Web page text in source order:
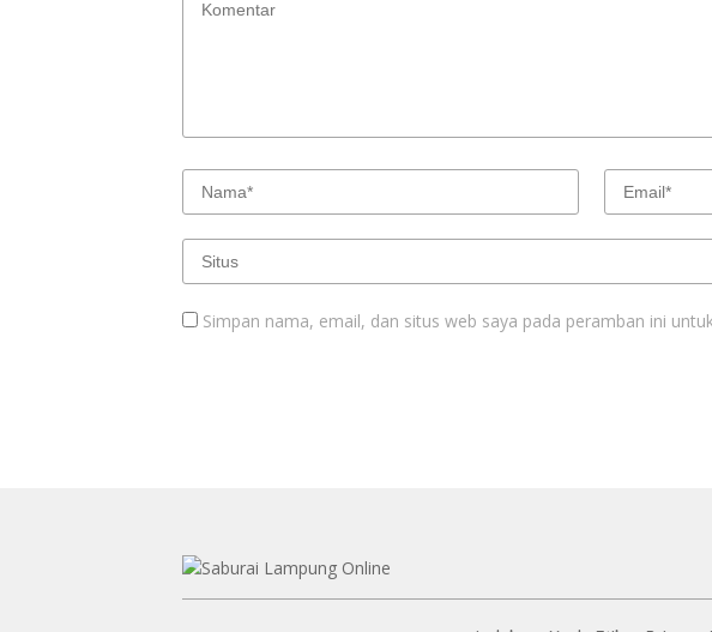
Simpan nama, email, dan situs web saya pada peramban ini